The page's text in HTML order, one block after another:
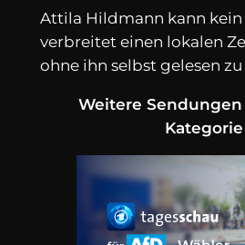
Attila Hildmann kann kein
verbreitet einen lokalen
ohne ihn selbst gelesen
Weitere
Kategorie